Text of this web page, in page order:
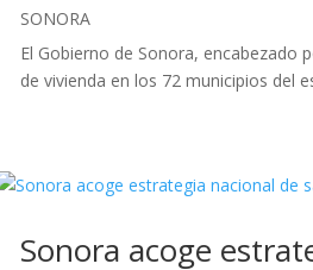
SONORA
El Gobierno de Sonora, encabezado
de vivienda en los 72 municipios del
Sonora acoge